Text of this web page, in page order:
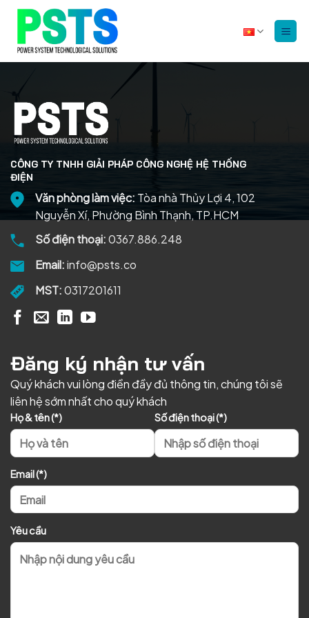
dung
CÔNG TY TNHH GIẢI PHÁP CÔNG NGHỆ HỆ THỐNG
ĐIỆN
Văn phòng làm việc: Tòa nhà Thủy Lợi 4, 102
Nguyễn Xí, Phường Bình Thạnh, TP.HCM
Số điện thoại:0367.886.248
Email:info@psts.co
MST:0317201611
Đăng ký nhận tư vấn
Quý khách vui lòng điền đầy đủ thông tin, chúng tôi sẽ
liên hệ sớm nhất cho quý khách
Họ & tên (*) Số điện thoại (*)
Email (*)
Yêu cầu